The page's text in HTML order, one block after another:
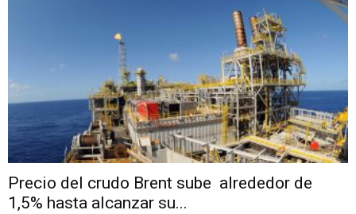
Precio del crudo Brent sube alrededor de
1,5% hasta alcanzar su...